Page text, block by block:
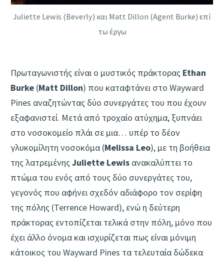
Juliette Lewis (Beverly) και Matt Dillon (Agent Burke) επί
τω έργω
Πρωταγωνιστής είναι ο μυστικός πράκτορας Ethan
Burke (Matt Dillon) που καταφτάνει στο Wayward
Pines αναζητώντας δύο συνεργάτες του που έχουν
εξαφανιστεί. Μετά από τροχαίο ατύχημα, ξυπνάει
στο νοσοκομείο πλάι σε μια… υπέρ το δέον
γλυκομίλητη νοσοκόμα (Melissa Leo), με τη βοήθεια
της λατρεμένηςJuliette Lewis ανακαλύπτει το
πτώμα του ενός από τους δύο συνεργάτες του,
γεγονός που αφήνει σχεδόν αδιάφορο τον σερίφη
της πόλης (Terrence Howard), ενώ η δεύτερη
πράκτορας εντοπίζεται τελικά στην πόλη, μόνο που
έχει άλλο όνομα και ισχυρίζεται πως είναι μόνιμη
κάτοικος του Wayward Pines τα τελευταία δώδεκα